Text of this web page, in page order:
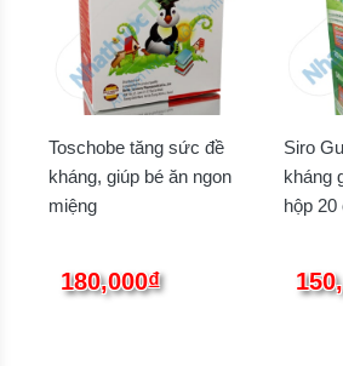
Toschobe tăng sức đề
kháng, giúp bé ăn ngon
miệng
180,000₫
Siro
kháng
hộp 20